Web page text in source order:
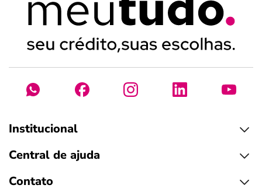
Institucional
Central de ajuda
Contato